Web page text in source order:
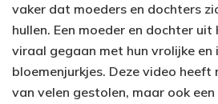
vaker dat moeders en dochters
hullen. Een moeder en dochter uit
viraal gegaan met hun vrolijke en
bloemenjurkjes. Deze video heeft
van velen gestolen, maar ook